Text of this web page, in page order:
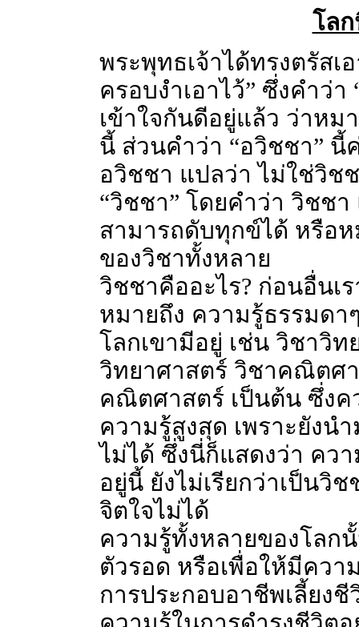
โล
พระพุทธเจ้าได้ทรงตรัส
ครอบงำเอาไว้” ซึ่งคำว่
เข้าใจกันดีอยู่แล้ว ว่าหม
นี้ ส่วนคำว่า “อวิชชา” นี้
อวิชชา แปลว่า ไม่ใช่วิช
“วิชชา” โดยคำว่า วิชช
สามารถดับทุกข์ได้ หรือ
ของวิชาทั้งหลาย
วิชชาคืออะไร? ก่อนอื่นเ
หมายถึง ความรู้ธรรมดา
โลกเขามีอยู่ เช่น วิชาวิ
วิทยาศาสตร์ วิชาคณิตศ
คณิตศาสตร์ เป็นต้น ซึ่งค
ความรู้สูงสุด เพราะยังน
ไม่ได้ ซึ่งนี่ก็แสดงว่า คว
อยู่นี้ ยังไม่เรียกว่าเป็นวิ
จิตใจไม่ได้
ความรู้ทั้งหลายของโลก
ตัวรอด หรือเพื่อให้มีควา
การประกอบอาชีพเลี้ยง